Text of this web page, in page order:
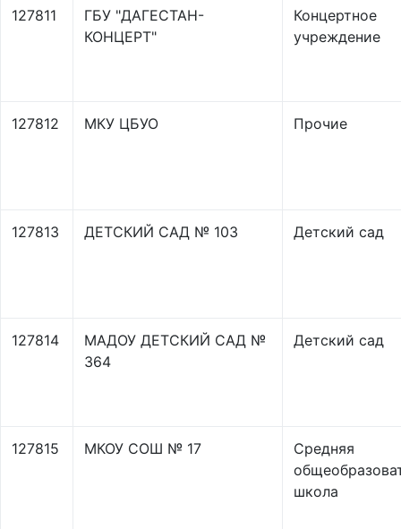
127811
ГБУ "ДАГЕСТАН-
КОНЦЕРТ"
Концертное
учреждение
127812 МКУ ЦБУО Прочие
127813 ДЕТСКИЙ САД № 103 Детский сад
127814
МАДОУ ДЕТСКИЙ САД №
364
Детский сад
127815 МКОУ СОШ № 17
Средняя
школа